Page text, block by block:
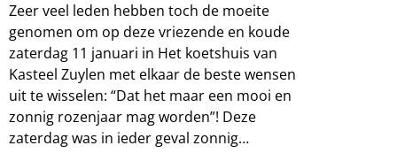
Zeer veel leden hebben toch de moeite
genomen om op deze vriezende en koude
zaterdag 11 januari in Het koetshuis van
Kasteel Zuylen met elkaar de beste wensen
uit te wisselen: “Dat het maar een mooi en
zonnig rozenjaar mag worden”! Deze
zaterdag was in ieder geval zonnig…